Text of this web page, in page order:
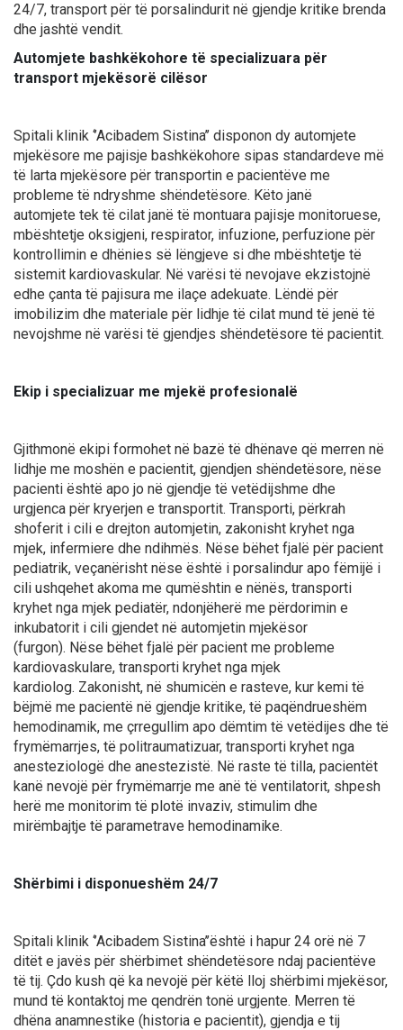
24/7, transport për të porsalindurit në gjendje kritike brenda
dhe jashtë vendit.
Automjete bashkëkohore të specializuara për
transport mjekësorë cilësor
Spitali klinik ‘’Acibadem Sistina’’ disponon dy automjete
mjekësore me pajisje bashkëkohore sipas standardeve më
të larta mjekësore për transportin e pacientëve me
probleme të ndryshme shëndetësore. Këto janë
automjete tek të cilat janë të montuara pajisje monitoruese,
mbështetje oksigjeni, respirator, infuzione, perfuzione për
kontrollimin e dhënies së lëngjeve si dhe mbështetje të
sistemit kardiovaskular. Në varësi të nevojave ekzistojnë
edhe çanta të pajisura me ilaçe adekuate. Lëndë për
imobilizim dhe materiale për lidhje të cilat mund të jenë të
nevojshme në varësi të gjendjes shëndetësore të pacientit.
Ekip i specializuar me mjekë profesionalë
Gjithmonë ekipi formohet në bazë të dhënave që merren në
lidhje me moshën e pacientit, gjendjen shëndetësore, nëse
pacienti është apo jo në gjendje të vetëdijshme dhe
urgjenca për kryerjen e transportit. Transporti, përkrah
shoferit i cili e drejton automjetin, zakonisht kryhet nga
mjek, infermiere dhe ndihmës. Nëse bëhet fjalë për pacient
pediatrik, veçanërisht nëse është i porsalindur apo fëmijë i
cili ushqehet akoma me qumështin e nënës, transporti
kryhet nga mjek pediatër, ndonjëherë me përdorimin e
inkubatorit i cili gjendet në automjetin mjekësor
(furgon). Nëse bëhet fjalë për pacient me probleme
kardiovaskulare, transporti kryhet nga mjek
kardiolog. Zakonisht, në shumicën e rasteve, kur kemi të
bëjmë me pacientë në gjendje kritike, të paqëndrueshëm
hemodinamik, me çrregullim apo dëmtim të vetëdijes dhe të
frymëmarrjes, të politraumatizuar, transporti kryhet nga
anesteziologë dhe anestezistë. Në raste të tilla, pacientët
kanë nevojë për frymëmarrje me anë të ventilatorit, shpesh
herë me monitorim të plotë invaziv, stimulim dhe
mirëmbajtje të parametrave hemodinamike.
Shërbimi i disponueshëm 24/7
Spitali klinik ‘’Acibadem Sistina’’është i hapur 24 orë në 7
ditët e javës për shërbimet shëndetësore ndaj pacientëve
të tij. Çdo kush që ka nevojë për këtë lloj shërbimi mjekësor,
mund të kontaktoj me qendrën tonë urgjente. Merren të
dhëna anamnestike (historia e pacientit), gjendja e tij